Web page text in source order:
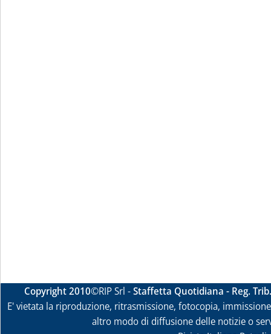
Copyright 2010©RIP Srl -Staffetta Quotidiana - Reg.
E' vietata la riproduzione, ritrasmissione, fotocopia,
altro modo di diffusione delle notizie o